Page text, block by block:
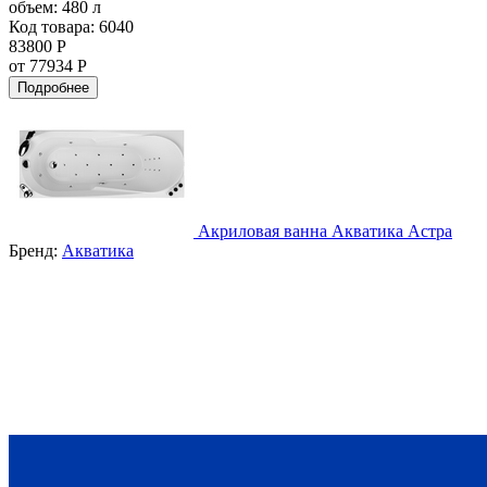
объем: 480 л
Код товара: 6040
83800 Р
от 77934 Р
Подробнее
Акриловая ванна Акватика Астра
Бренд: Акватика